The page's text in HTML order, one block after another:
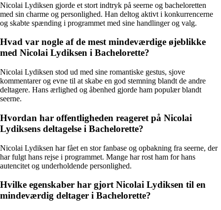
Nicolai Lydiksen gjorde et stort indtryk på seerne og bacheloretten
med sin charme og personlighed. Han deltog aktivt i konkurrencerne
og skabte spænding i programmet med sine handlinger og valg.
Hvad var nogle af de mest mindeværdige øjeblikke
med Nicolai Lydiksen i Bachelorette?
Nicolai Lydiksen stod ud med sine romantiske gestus, sjove
kommentarer og evne til at skabe en god stemning blandt de andre
deltagere. Hans ærlighed og åbenhed gjorde ham populær blandt
seerne.
Hvordan har offentligheden reageret på Nicolai
Lydiksens deltagelse i Bachelorette?
Nicolai Lydiksen har fået en stor fanbase og opbakning fra seerne, der
har fulgt hans rejse i programmet. Mange har rost ham for hans
autencitet og underholdende personlighed.
Hvilke egenskaber har gjort Nicolai Lydiksen til en
mindeværdig deltager i Bachelorette?